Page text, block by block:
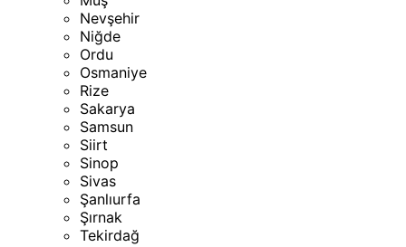
Nevşehir
Niğde
Ordu
Osmaniye
Rize
Sakarya
Samsun
Siirt
Sinop
Sivas
Şanlıurfa
Şırnak
Tekirdağ